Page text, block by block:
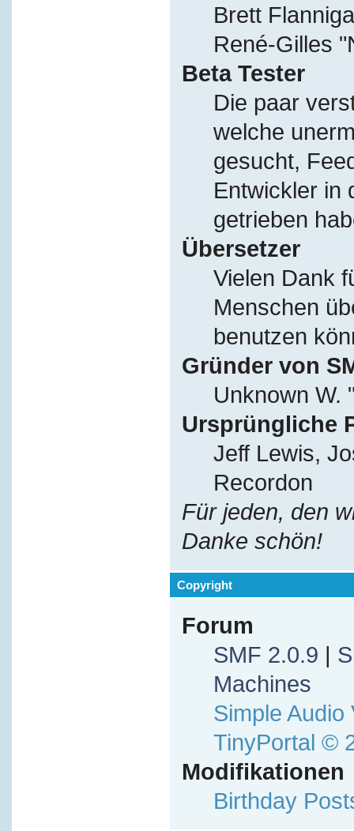
Brett
René-Gilles
Beta Tester
Die paar
welche
gesucht,
Entwickler in
getrieben
Übersetzer
Vielen Dank
Menschen
benutzen
Gründer von
Unknown W.
Ursprüngliche
Jeff Lewis,
Recordon
Für jeden, den
Danke schön!
Copyright
Forum
SMF 2.0.9 |
Machines
Simple Audio
TinyPortal ©
Modifikationen
Birthday